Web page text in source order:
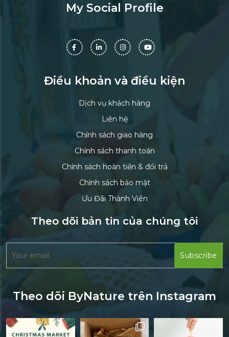
My Social Profile
Điều khoản và điều kiện
Dịch vụ khách hàng
Liên hệ
Chính sách giao hàng
Chính sách thanh toán
Chính sách hoàn tiền & đổi trả
Chính sách bảo mật
Ưu Đãi Thành Viên
Theo dõi bản tin của chúng tôi
Theo dõi ByNature trên Instagram